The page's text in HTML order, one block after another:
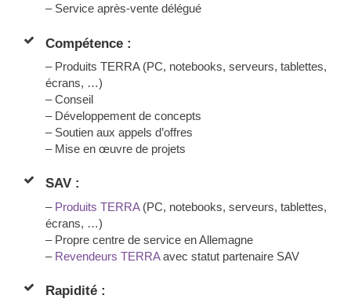
– Service après-vente délégué
Compétence :
– Produits TERRA (PC, notebooks, serveurs, tablettes,
écrans, …)
– Conseil
– Développement de concepts
– Soutien aux appels d’offres
– Mise en œuvre de projets
SAV :
– Produits TERRA(PC, notebooks, serveurs, tablettes,
écrans, …)
– Propre centre de service en Allemagne
– Revendeurs TERRAavec statut partenaire SAV
Rapidité :